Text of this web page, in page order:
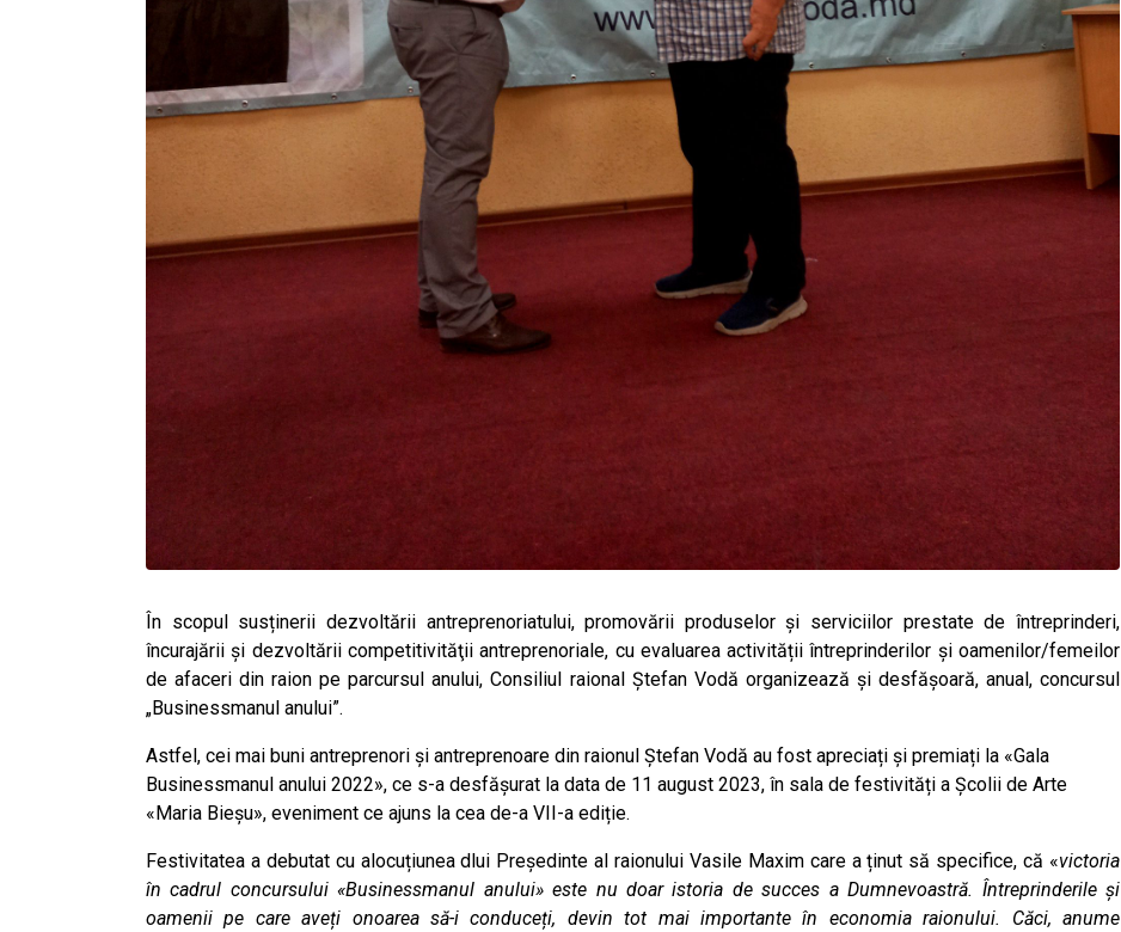
În scopul susținerii dezvoltării antreprenoriatului, promovării produselor și serviciilor prestate de întreprinderi,
încurajării și dezvoltării competitivităţii antreprenoriale, cu evaluarea activității întreprinderilor și oamenilor/femeilor
de afaceri din raion pe parcursul anului, Consiliul raional Ștefan Vodă organizează și desfășoară, anual, concursul
„Businessmanul anului”.
Astfel, cei mai buni antreprenori și antreprenoare din raionul Ștefan Vodă au fost apreciați și premiați la «Gala
Businessmanul anului 2022», ce s-a desfășurat la data de 11 august 2023, în sala de festivități a Școlii de Arte
«Maria Bieșu», eveniment ce ajuns la cea de-a VII-a ediție.
Festivitatea a debutat cu alocuțiunea dlui Președinte al raionului Vasile Maxim care a ținut să specifice, că «victoria
în cadrul concursului «Businessmanul anului» este nu doar istoria de succes a Dumnevoastră. Întreprinderile și
oamenii pe care aveți onoarea să-i conduceți, devin tot mai importante în economia raionului. Căci, anume